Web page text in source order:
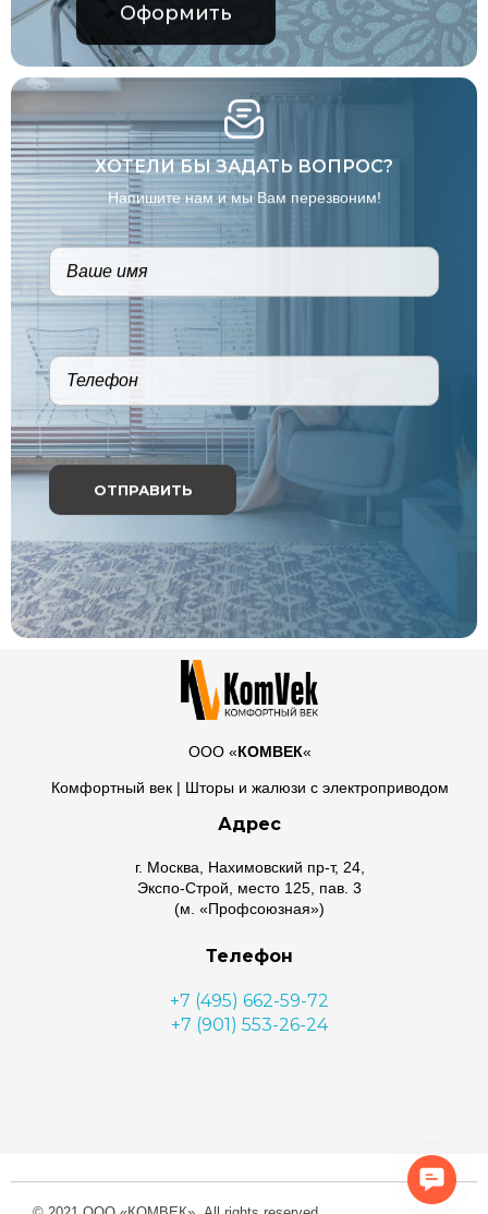
Оформить
ХОТЕЛИ БЫ ЗАДАТЬ ВОПРОС?
Напишите нам и мы Вам перезвоним!
ООО «КОМВЕК«
Комфортный век | Шторы и жалюзи с электроприводом
Адрес
г. Москва, Нахимовский пр-т, 24,
Экспо-Строй, место 125, пав. 3
(м. «Профсоюзная»)
Телефон
+7 (495) 662-59-72
+7 (901) 553-26-24
Us